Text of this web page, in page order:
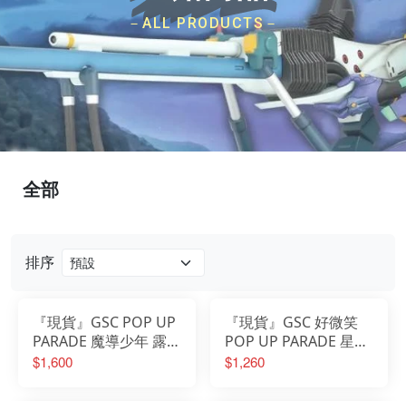
－ALL PRODUCTS－
排序
『現貨』GSC POP UP
PARADE 魔導少年 露西
哈特菲利亞 處女座型態
$1,600
『現貨』GSC 好微笑
POP UP PARADE 星之
卡比 卡比 Wheelie
$1,260
全部